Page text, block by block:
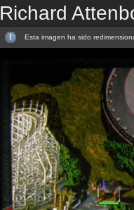
Richard
Esta imagen ha sido